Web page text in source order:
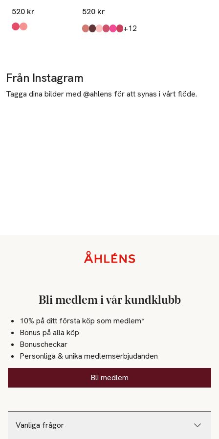
High-Shine Lip
520 kr
Produkten finns i färgerna:
Guava
Pomelo
520 kr
Produkten finns i färgerna:
Rose Nude,
Mahogany,
Pink,
Intense Rosewood
Raspberry,
Intense Grape ,
+12
Från Instagram
Tagga dina bilder med @ahlens för att synas i vårt flöde.
Vanliga frågor
Bli medlem i vår kundklubb
10% på ditt första köp som medlem*
Bonus på alla köp
Bonuscheckar
Personliga & unika medlemserbjudanden
Bli medlem